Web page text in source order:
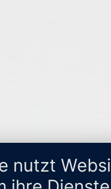
nutzt